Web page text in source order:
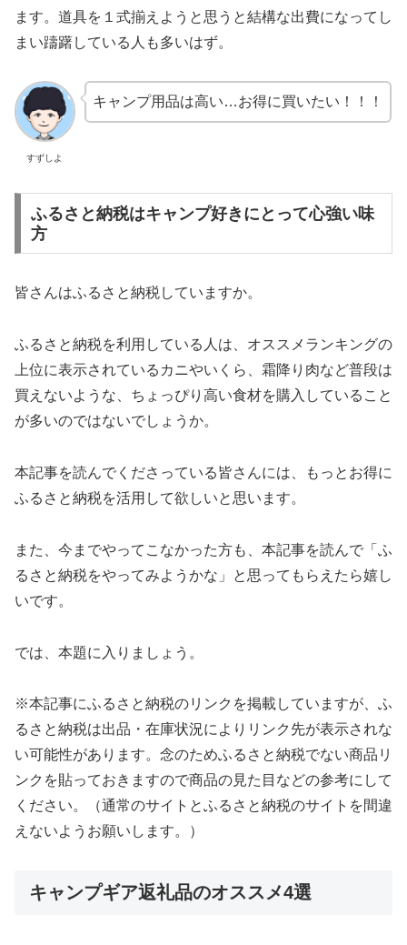
ます。道具を１式揃えようと思うと結構な出費になってし
まい躊躇している人も多いはず。
すずしよ
キャンプ用品は高い…お得に買いたい！！！
ふるさと納税はキャンプ好きにとって心強い味
方
皆さんはふるさと納税していますか。
ふるさと納税を利用している人は、オススメランキングの
上位に表示されているカニやいくら、霜降り肉など普段は
買えないような、ちょっぴり高い食材を購入していること
が多いのではないでしょうか。
本記事を読んでくださっている皆さんには、もっとお得に
ふるさと納税を活用して欲しいと思います。
また、今までやってこなかった方も、本記事を読んで「ふ
るさと納税をやってみようかな」と思ってもらえたら嬉し
いです。
では、本題に入りましょう。
※本記事にふるさと納税のリンクを掲載していますが、ふ
るさと納税は出品・在庫状況によりリンク先が表示されな
い可能性があります。念のためふるさと納税でない商品リ
ンクを貼っておきますので商品の見た目などの参考にして
ください。（通常のサイトとふるさと納税のサイトを間違
えないようお願いします。）
キャンプギア返礼品のオススメ4選